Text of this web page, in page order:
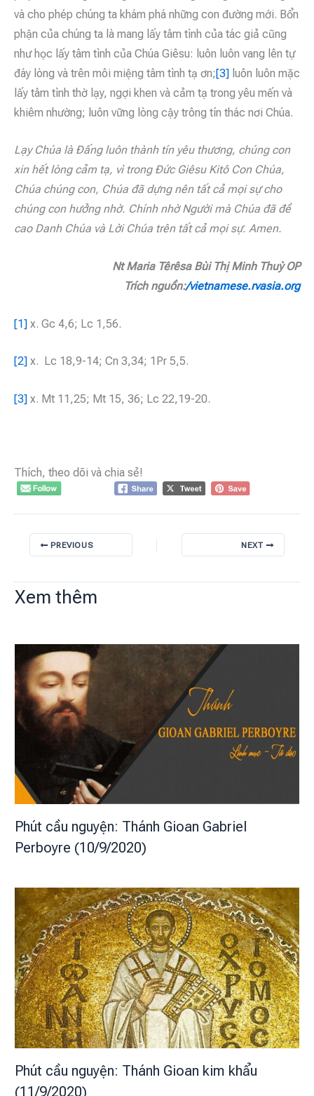
và cho phép chúng ta khám phá những con đường mới. Bổn
phận của chúng ta là mang lấy tâm tình của tác giả cũng
như học lấy tâm tình của Chúa Giêsu: luôn luôn vang lên tự
đáy lòng và trên môi miệng tâm tình tạ ơn;[3] luôn luôn mặc
lấy tâm tình thờ lạy, ngợi khen và cảm tạ trong yêu mến và
khiêm nhường; luôn vững lòng cậy trông tín thác nơi Chúa.
Lạy Chúa là Đấng luôn thành tín yêu thương, chúng con
xin hết lòng cảm tạ, vì trong Đức Giêsu Kitô Con Chúa,
Chúa chúng con, Chúa đã dựng nên tất cả mọi sự cho
chúng con hưởng nhờ. Chính nhờ Người mà Chúa đã đề
cao Danh Chúa và Lời Chúa trên tất cả mọi sự. Amen.
Nt Maria Têrêsa Bùi Thị Minh Thuỳ OP
Trích nguồn:/vietnamese.rvasia.org
[1] x. Gc 4,6; Lc 1,56.
[2] x. Lc 18,9-14; Cn 3,34; 1Pr 5,5.
[3] x. Mt 11,25; Mt 15, 36; Lc 22,19-20.
Thích, theo dõi và chia sẻ!
PREVIOUS NEXT
Xem thêm
Phút cầu nguyện: Thánh Gioan Gabriel
Perboyre (10/9/2020)
Phút cầu nguyện: Thánh Gioan kim khẩu
(11/9/2020)